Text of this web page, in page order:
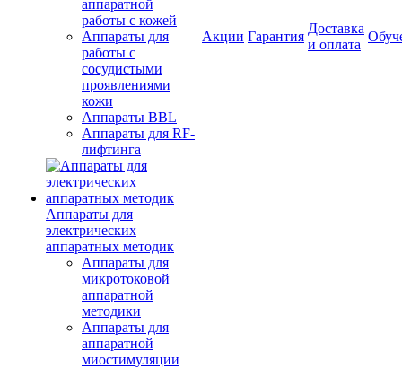
аппаратной
работы с кожей
Аппараты для
работы с
сосудистыми
проявлениями
кожи
Аппараты BBL
Аппараты для RF-
лифтинга
Аппараты для
электрических
аппаратных методик
Аппараты для
микротоковой
аппаратной
методики
Аппараты для
аппаратной
миостимуляции
Акции Гарантия
Доставка
и оплата